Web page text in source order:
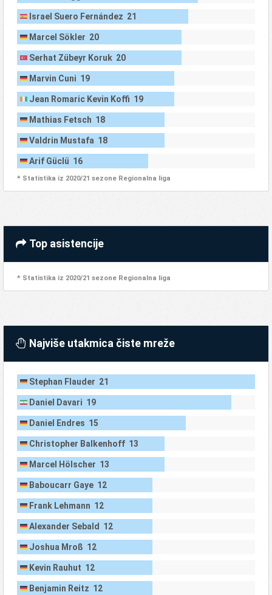
Israel Suero Fernández 21
Marcel Sökler 20
Serhat Zübeyr Koruk 20
Marvin Cuni 19
Jean Romaric Kevin Koffi 19
Mathias Fetsch 18
Valdrin Mustafa 18
Arif Güclü 16
* Statistika iz 2020/21 sezone Regionalna liga
Top asistencije
* Statistika iz 2020/21 sezone Regionalna liga
Najviše utakmica čiste mreže
Stephan Flauder 21
Daniel Davari 19
Daniel Endres 15
Christopher Balkenhoff 13
Marcel Hölscher 13
Baboucarr Gaye 12
Frank Lehmann 12
Alexander Sebald 12
Joshua Mroß 12
Kevin Rauhut 12
Benjamin Reitz 12